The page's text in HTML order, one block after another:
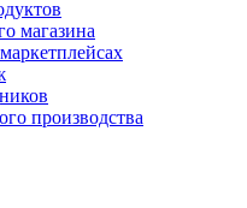
магазина
производства